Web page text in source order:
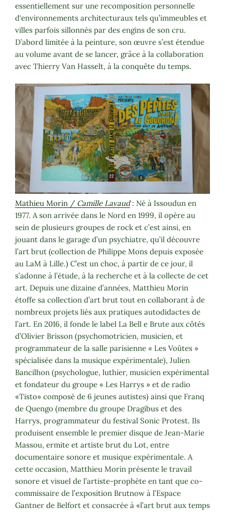
essentiellement sur une recomposition personnelle
d‘environnements architecturaux tels qu’immeubles et
villes parfois sillonnés par des engins de son cru.
D’abord limitée à la peinture, son œuvre s’est étendue
au volume avant de se lancer, grâce à la collaboration
avec Thierry Van Hasselt, à la conquête du temps.
Mathieu Morin / Camille Lavaud: Né à Issoudun en
1977. A son arrivée dans le Nord en 1999, il opère au
sein de plusieurs groupes de rock et c’est ainsi, en
jouant dans le garage d’un psychiatre, qu’il découvre
l’art brut (collection de Philippe Mons depuis exposée
au LaM à Lille.) C’est un choc, à partir de ce jour, il
s’adonne à l’étude, à la recherche et à la collecte de cet
art. Depuis une dizaine d’années, Matthieu Morin
étoffe sa collection d’art brut tout en collaborant à de
nombreux projets liés aux pratiques autodidactes de
l’art. En 2016, il fonde le label La Bell e Brute aux côtés
d’Olivier Brisson (psychomotricien, musicien, et
programmateur de la salle parisienne « Les Voûtes »
spécialisée dans la musique expérimentale), Julien
Bancilhon (psychologue, luthier, musicien expérimental
et fondateur du groupe « Les Harrys » et de radio
«Tisto» composé de 6 jeunes autistes) ainsi que Franq
de Quengo (membre du groupe Dragibus et des
Harrys, programmateur du festival Sonic Protest. Ils
produisent ensemble le premier disque de Jean-Marie
Massou, ermite et artiste brut du Lot, entre
documentaire sonore et musique expérimentale. A
cette occasion, Matthieu Morin présente le travail
sonore et visuel de l’artiste-prophète en tant que co-
commissaire de l’exposition Brutnow à l’Espace
Gantner de Belfort et consacrée à «l’art brut aux temps